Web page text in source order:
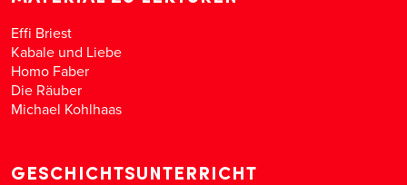
Effi Briest
Kabale und Liebe
Homo Faber
Die Räuber
Michael Kohlhaas
GESCHICHTSUNTERRICHT